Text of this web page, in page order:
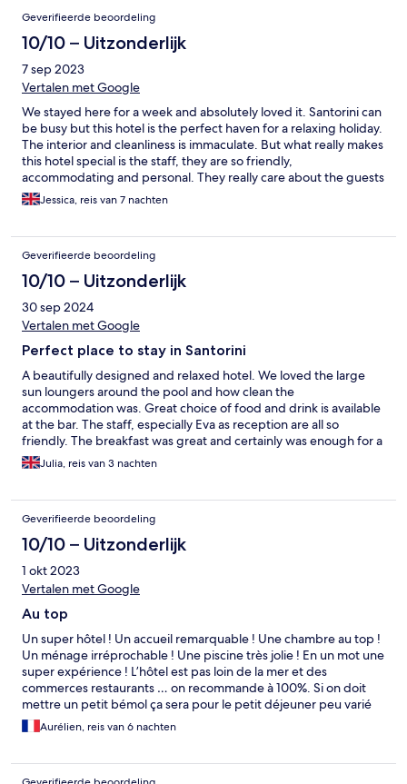
Geverifieerde beoordeling
10/10 – Uitzonderlijk
7 sep 2023
Vertalen met Google
We stayed here for a week and absolutely loved it. Santorini can
be busy but this hotel is the perfect haven for a relaxing holiday.
The interior and cleanliness is immaculate. But what really makes
this hotel special is the staff, they are so friendly,
accommodating and personal. They really care about the guests
staying here. The breakfast is also lovely. Would definitely stay
here again.
Jessica, reis van 7 nachten
Geverifieerde beoordeling
10/10 – Uitzonderlijk
30 sep 2024
Vertalen met Google
Perfect place to stay in Santorini
A beautifully designed and relaxed hotel. We loved the large
sun loungers around the pool and how clean the
accommodation was. Great choice of food and drink is available
at the bar. The staff, especially Eva as reception are all so
friendly. The breakfast was great and certainly was enough for a
great start to the day. Location for the bus to Thira and to the
main promenade in Kamari was perfect. Would definitely stay
Julia, reis van 3 nachten
Geverifieerde beoordeling
10/10 – Uitzonderlijk
1 okt 2023
Vertalen met Google
Au top
Un super hôtel ! Un accueil remarquable ! Une chambre au top !
Un ménage irréprochable ! Une piscine très jolie ! En un mot une
super expérience ! L’hôtel est pas loin de la mer et des
commerces restaurants … on recommande à 100%. Si on doit
mettre un petit bémol ça sera pour le petit déjeuner peu varié
(mais correct)
Aurélien, reis van 6 nachten